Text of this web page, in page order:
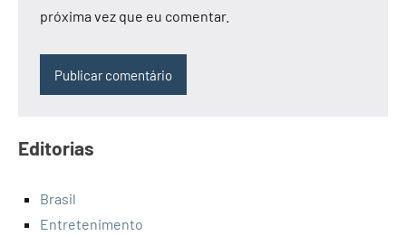
próxima vez que eu comentar.
Editorias
Brasil
Entretenimento